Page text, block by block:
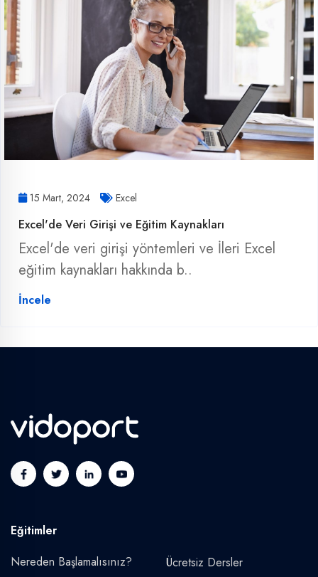
15 Mart, 2024 Excel
Excel'de Veri Girişi ve Eğitim Kaynakları
Excel'de veri girişi yöntemleri ve İleri Excel
eğitim kaynakları hakkında b..
İncele
Eğitimler
Nereden Başlamalısınız?
Ücretsiz Dersler